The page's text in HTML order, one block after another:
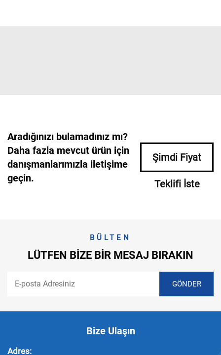
Aradığınızı bulamadınız mı?
Daha fazla mevcut ürün için
danışmanlarımızla iletişime
geçin.
Şimdi Fiyat
Teklifi İste
BÜLTEN
LÜTFEN BIZE BIR MESAJ BIRAKIN
Bize Ulaşın
Adres: